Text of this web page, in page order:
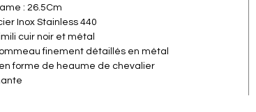
: 26.5Cm
Inox Stainless 440
cuir noir et métal
finement détaillés en métal
forme de heaume de chevalier